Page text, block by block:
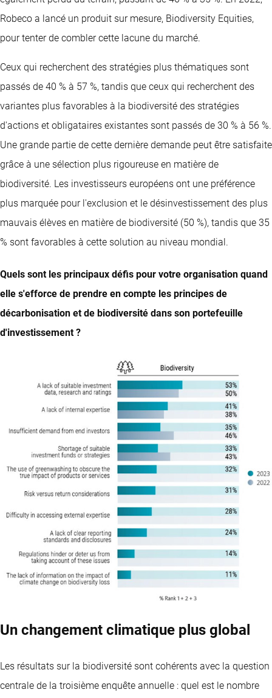
Robeco a lancé un produit sur mesure, Biodiversity Equities,
pour tenter de combler cette lacune du marché.
Ceux qui recherchent des stratégies plus thématiques sont
passés de 40 % à 57 %, tandis que ceux qui recherchent des
variantes plus favorables à la biodiversité des stratégies
d'actions et obligataires existantes sont passés de 30 % à 56 %.
Une grande partie de cette dernière demande peut être satisfaite
grâce à une sélection plus rigoureuse en matière de
biodiversité. Les investisseurs européens ont une préférence
plus marquée pour l'exclusion et le désinvestissement des plus
mauvais élèves en matière de biodiversité (50 %), tandis que 35
% sont favorables à cette solution au niveau mondial.
Quels sont les principaux défis pour votre organisation quand
elle s'efforce de prendre en compte les principes de
décarbonisation et de biodiversité dans son portefeuille
d'investissement ?
Un changement climatique plus global
Les résultats sur la biodiversité sont cohérents avec la question
centrale de la troisième enquête annuelle : quel est le nombre